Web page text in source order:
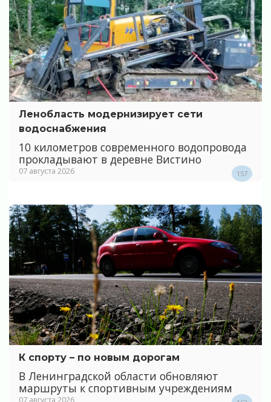
Ленобласть модернизирует сети
водоснабжения
10 километров современного водопровода
прокладывают в деревне Вистино
07 августа 2026 157
К спорту – по новым дорогам
В Ленинградской области обновляют
маршруты к спортивным учреждениям
07 августа 2026